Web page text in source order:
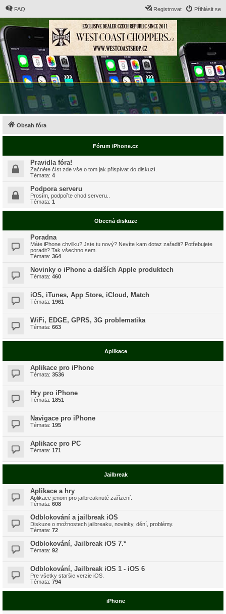
FAQ Přihlásit se
Registrovat
Obsah fóra
Fórum iPhone.cz
Pravidla fóra!
Začněte číst zde vše o tom jak přispívat do diskuzí.
Témata: 4
Podpora serveru
Prosím, podpořte chod serveru..
Témata: 1
Obecná diskuze
Poradna
Máte iPhone chvilku? Jste tu nový? Nevíte kam dotaz zařadit? Potřebujete
poradit? Tak všechno sem.
Témata: 364
Novinky o iPhone a dalších Apple produktech
Témata: 460
iOS, iTunes, App Store, iCloud, Match
Témata: 1961
WiFi, EDGE, GPRS, 3G problematika
Témata: 663
Aplikace
Aplikace pro iPhone
Témata: 3536
Hry pro iPhone
Témata: 1851
Navigace pro iPhone
Témata: 195
Aplikace pro PC
Témata: 171
Jailbreak
Aplikace a hry
Aplikace jenom pro jailbreaknuté zařízení.
Témata: 608
Odblokování a jailbreak iOS
Diskuze o možnostech jailbreaku, novinky, dění, problémy.
Témata: 72
Odblokování, Jailbreak iOS 7.*
Témata: 92
Odblokování, Jailbreak iOS 1 - iOS 6
Pre všetky staršie verzie iOS.
Témata: 794
iPhone